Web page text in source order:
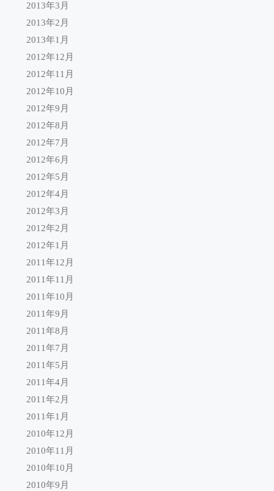
2013年3月
2013年2月
2013年1月
2012年12月
2012年11月
2012年10月
2012年9月
2012年8月
2012年7月
2012年6月
2012年5月
2012年4月
2012年3月
2012年2月
2012年1月
2011年12月
2011年11月
2011年10月
2011年9月
2011年8月
2011年7月
2011年5月
2011年4月
2011年2月
2011年1月
2010年12月
2010年11月
2010年10月
2010年9月